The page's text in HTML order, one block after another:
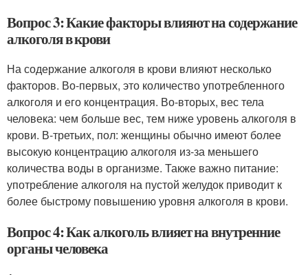
Вопрос 3: Какие факторы влияют на содержание
алкоголя в крови
На содержание алкоголя в крови влияют несколько
факторов. Во-первых, это количество употребленного
алкоголя и его концентрация. Во-вторых, вес тела
человека: чем больше вес, тем ниже уровень алкоголя в
крови. В-третьих, пол: женщины обычно имеют более
высокую концентрацию алкоголя из-за меньшего
количества воды в организме. Также важно питание:
употребление алкоголя на пустой желудок приводит к
более быстрому повышению уровня алкоголя в крови.
Вопрос 4: Как алкоголь влияет на внутренние
органы человека